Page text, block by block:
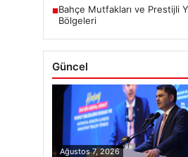
■Bahçe Mutfakları ve Prestijli
Bölgeleri
Güncel
Ağustos 7, 2026